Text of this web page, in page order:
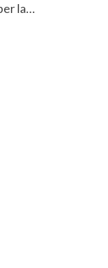
la…